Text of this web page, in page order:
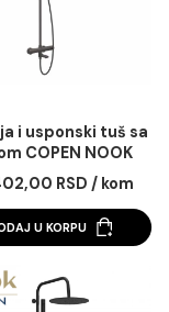
DODAJ U KORPU